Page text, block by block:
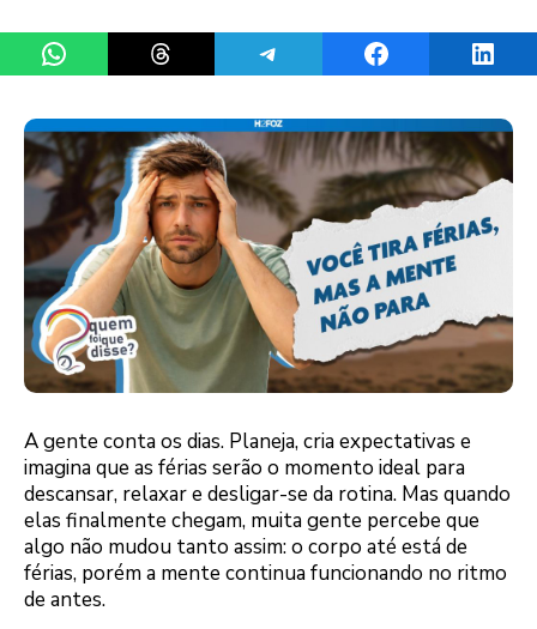
Share on WhatsAppShare on ThreadsShare on TelegramShare on Facebook
A gente conta os dias. Planeja, cria expectativas e
imagina que as férias serão o momento ideal para
descansar, relaxar e desligar-se da rotina. Mas quando
elas finalmente chegam, muita gente percebe que
algo não mudou tanto assim: o corpo até está de
férias, porém a mente continua funcionando no ritmo
de antes.